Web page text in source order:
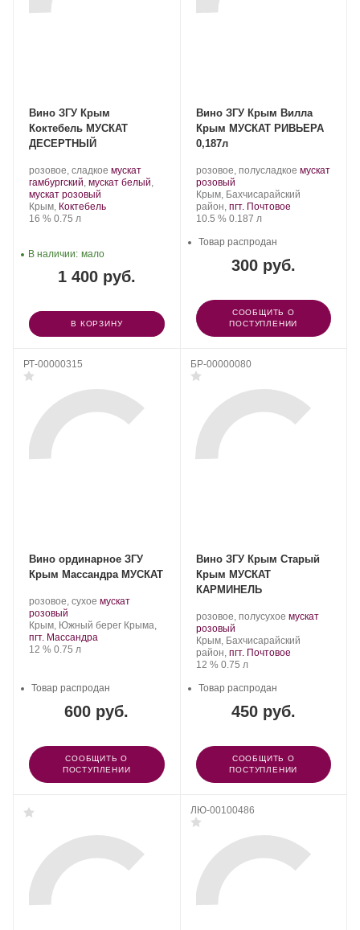
Вино ЗГУ Крым
Коктебель МУСКАТ
ДЕСЕРТНЫЙ
Производитель:
Завод
марочных
вин
«Коктебель».
розовое, сладкое .
Сорт
мускат
гамбургский, мускат белый,
мускат розовый
Регион:
Крым, Коктебель
Крепость
16 %. Объем
0.75 л
1 400 руб.
В наличии: мало
В КОРЗИНУ
Вино ЗГУ Крым Вилла
Крым МУСКАТ РИВЬЕРА
0,187л
Производитель:
Группа
компаний
«АВК».
розовое, полусладкое .
винограда:
мускат
розовый.
Регион:
Крым, Бахчисарайский
район, пгт. Почтовое
Крепость
10.5 %. Объем
0.187 л
300 руб.
Товар распродан
СООБЩИТЬ О
ПОСТУПЛЕНИИ
РТ-00000315
Вино ординарное ЗГУ
Крым Массандра МУСКАТ
Производитель:
Массандра.
розовое, сухое .
винограда:
мускат
розовый
Регион:
Крым, Южный берег Крыма,
пгт. Массандра
Крепость
12 %. Объем
0.75 л
600 руб.
Товар распродан
СООБЩИТЬ О
ПОСТУПЛЕНИИ
БР-00000080
Вино ЗГУ Крым Старый
Крым МУСКАТ
КАРМИНЕЛЬ
Производитель:
Группа
компаний
«АВК».
розовое, полусухое .
винограда:
мускат
розовый.
Регион:
Крым, Бахчисарайский
район, пгт. Почтовое
Крепость
12 %. Объем
0.75 л
450 руб.
Товар распродан
СООБЩИТЬ О
ПОСТУПЛЕНИИ
ЛЮ-00100486